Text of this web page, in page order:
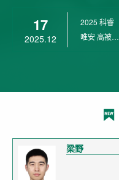
17
2025.12
2025 科睿
唯安 高被引
梁野